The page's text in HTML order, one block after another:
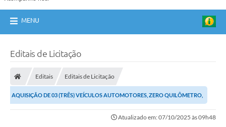
MENU
Editais de Licitação
Editais Editais de Licitação
AQUISIÇÃO DE 03 (TRÊS) VEÍCULOS AUTOMOTORES, ZERO QUILÔMETRO,
Atualizado em: 07/10/2025 às 09h48